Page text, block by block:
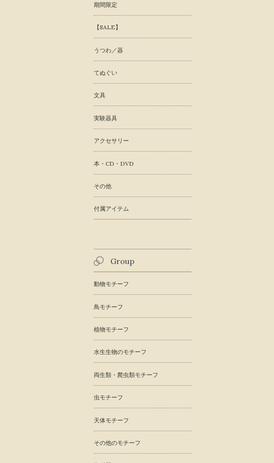
期間限定
【SALE】
うつわ／器
てぬぐい
文具
実験器具
アクセサリー
本・CD・DVD
その他
付属アイテム
Group
動物モチーフ
鳥モチーフ
植物モチーフ
水生生物のモチーフ
両生類・爬虫類モチーフ
虫モチーフ
天体モチーフ
その他のモチーフ